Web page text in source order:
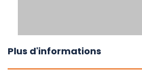
Plus d'informations